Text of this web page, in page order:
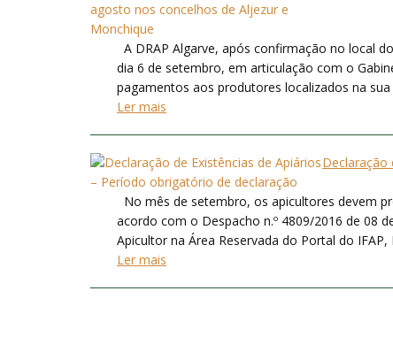
A DRAP Algarve, após confirmação no local
dia 6 de setembro, em articulação com o
pagamentos aos produtores localizados na
Ler mais
Declaração
No mês de setembro, os apicultores devem
acordo com o Despacho n.º 4809/2016 de 08
Apicultor na Área Reservada do Portal do
Ler mais